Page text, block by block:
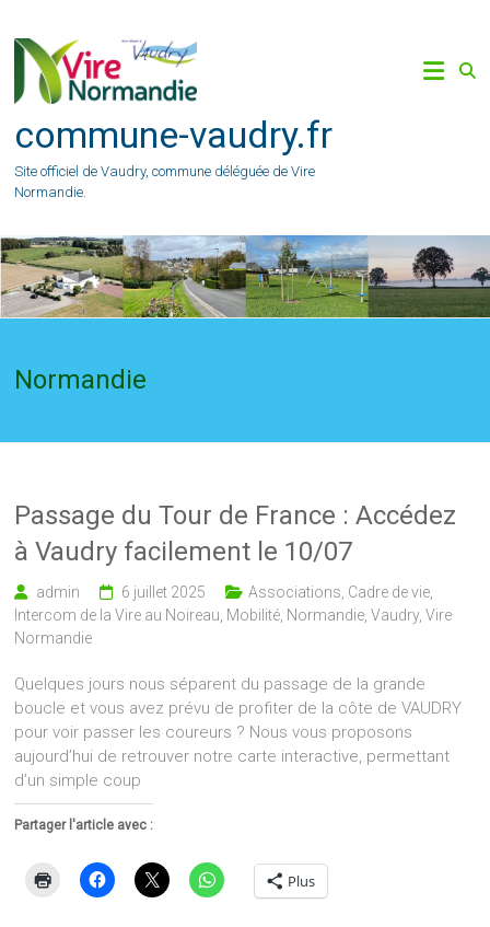
content
commune-vaudry.fr
Site officiel de Vaudry, commune déléguée de Vire
Normandie.
Normandie
Passage du Tour de France : Accédez
à Vaudry facilement le 10/07
admin 6 juillet 2025 Associations Cadre de vie
Intercom de la Vire au Noireau Mobilité Normandie ,Vaudry,Vire
Normandie
Quelques jours nous séparent du passage de la grande
boucle et vous avez prévu de profiter de la côte de VAUDRY
pour voir passer les coureurs ? Nous vous proposons
aujourd’hui de retrouver notre carte interactive, permettant
d’un simple coup
Partager l'article avec :
Plus